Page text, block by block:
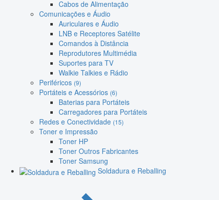
Cabos de Alimentação
Comunicações e Áudio
Auriculares e Áudio
LNB e Receptores Satélite
Comandos à Distância
Reprodutores Multimédia
Suportes para TV
Walkie Talkies e Rádio
Periféricos (9)
Portáteis e Acessórios (6)
Baterias para Portáteis
Carregadores para Portáteis
Redes e Conectividade (15)
Toner e Impressão
Toner HP
Toner Outros Fabricantes
Toner Samsung
Soldadura e Reballing